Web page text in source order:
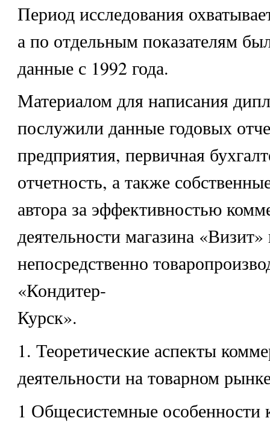
Период исследования
а по отдельным показателям
данные с 1992 года.
Материалом для написания
послужили данные годовых
предприятия, первичная
отчетность, а также
автора за эффективностью
деятельности магазина «Визит»
непосредственно
«Кондитер-
Курск».
1. Теоретические аспекты
деятельности на товарном
1 Общесистемные особенности